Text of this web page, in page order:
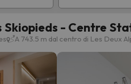
montagna
- Centre
A 743.5 m dal centro di Les Deux